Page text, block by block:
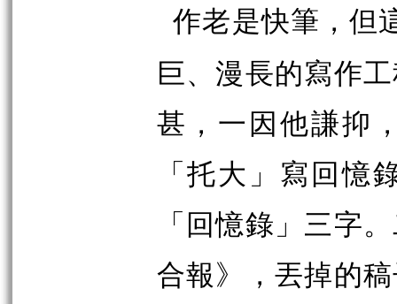
作老是快筆，但
巨、漫長的寫作
甚，一因他謙抑
「托大」寫回憶
「回憶錄」三字
合報》，丟掉的